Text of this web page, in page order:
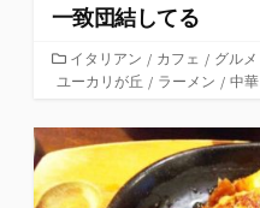
一致団結してる
カ
テ
リ
ー
イタリアン / カフェ / グルメ
ユーカリが丘 / ラーメン / 中華